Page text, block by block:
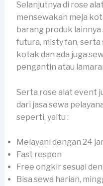
Selanjutnya di rose
mensewakan meja
barang produk
futura, misty fan, serta
kotak dan ada juga
pengantin atau
Serta rose alat event
dari jasa sewa
seperti, yaitu :
Melayani dengan 24
Fast respon
Free ongkir sesuai
Bisa sewa harian,